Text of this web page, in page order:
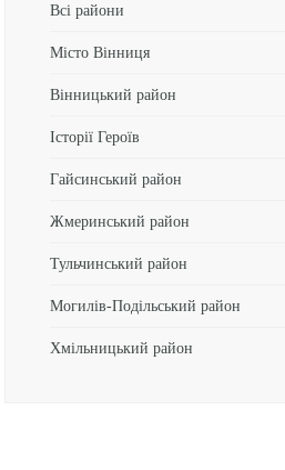
Всі райони
Місто Вінниця
Вінницький район
Історії Героїв
Гайсинський район
Жмеринський район
Тульчинський район
Могилів-Подільський район
Хмільницький район